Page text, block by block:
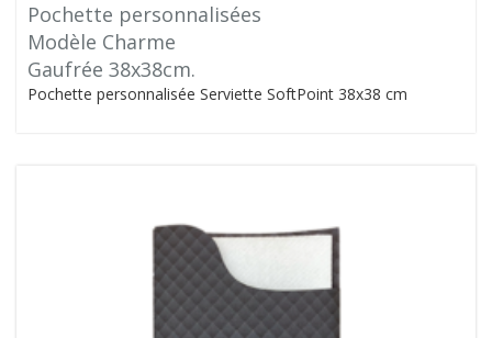
Pochette personnalisées
Modèle Charme
Gaufrée 38x38cm.
Pochette personnalisée Serviette SoftPoint 38x38 cm